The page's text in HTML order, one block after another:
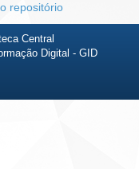
repositório
Central
Digital - GID